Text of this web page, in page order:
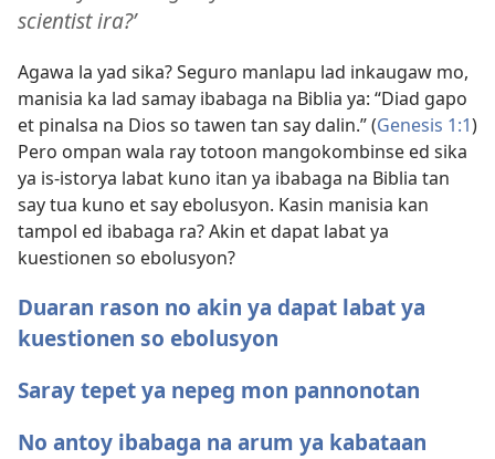
scientist ira?’
Agawa la yad sika? Seguro manlapu lad inkaugaw mo,
manisia ka lad samay ibabaga na Biblia ya: “Diad gapo
et pinalsa na Dios so tawen tan say dalin.” (Genesis 1:1)
Pero ompan wala ray totoon mangokombinse ed sika
ya is-istorya labat kuno itan ya ibabaga na Biblia tan
say tua kuno et say ebolusyon. Kasin manisia kan
tampol ed ibabaga ra? Akin et dapat labat ya
kuestionen so ebolusyon?
Duaran rason no akin ya dapat labat ya
kuestionen so ebolusyon
Saray tepet ya nepeg mon pannonotan
No antoy ibabaga na arum ya kabataan